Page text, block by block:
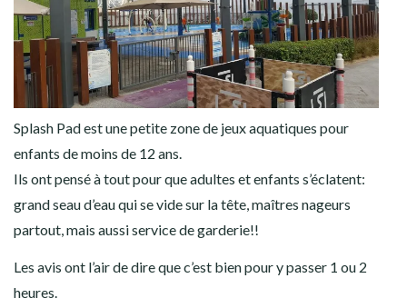
Splash Pad est une petite zone de jeux aquatiques pour
enfants de moins de 12 ans.
Ils ont pensé à tout pour que adultes et enfants s’éclatent:
grand seau d’eau qui se vide sur la tête, maîtres nageurs
partout, mais aussi service de garderie!!
Les avis ont l’air de dire que c’est bien pour y passer 1 ou 2
heures.